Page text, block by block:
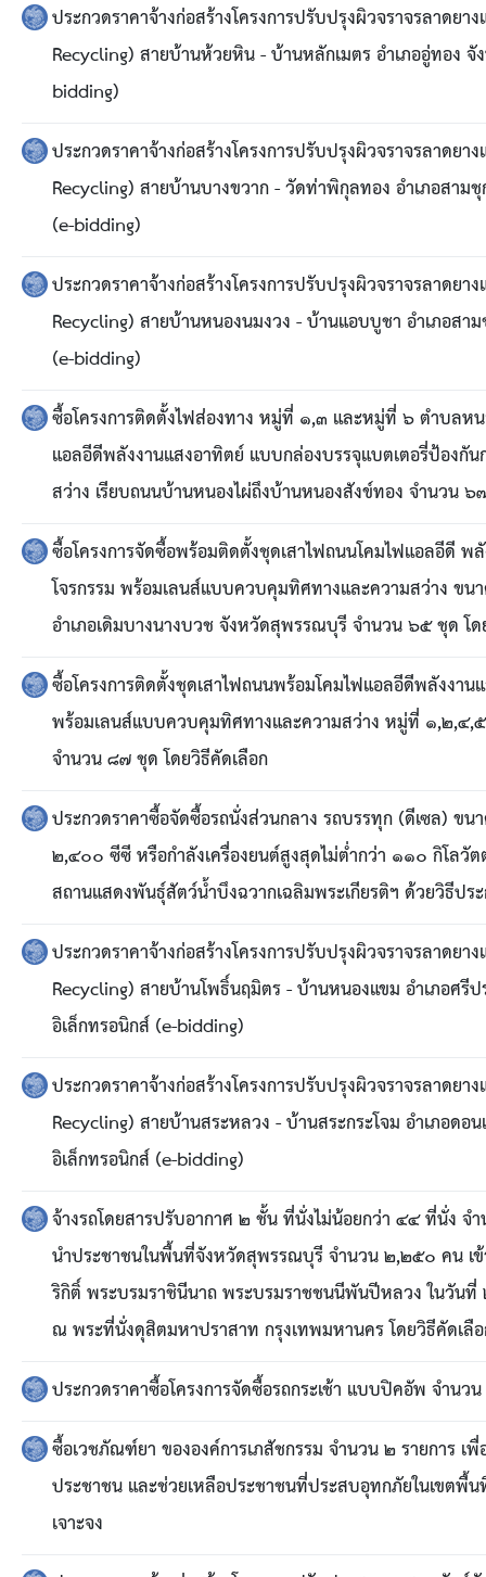
ประกวดราคาจ้างก่อสร้างโครงการปรับปรุงผิวจราจรลาด
Recycling) สายบ้านห้วยหิน - บ้านหลักเมตร อำเภออู่ทอง
bidding)
ประกวดราคาจ้างก่อสร้างโครงการปรับปรุงผิวจราจรลาด
Recycling) สายบ้านบางขวาก - วัดท่าพิกุลทอง อำเภอสา
(e-bidding)
ประกวดราคาจ้างก่อสร้างโครงการปรับปรุงผิวจราจรลาด
Recycling) สายบ้านหนองนมงวง - บ้านแอบบูชา อำเภอส
(e-bidding)
ซื้อโครงการติดตั้งไฟส่องทาง หมู่ที่ ๑,๓ และหมู่ที่ ๖ ตำบลห
แอลอีดีพลังงานแสงอาทิตย์ แบบกล่องบรรจุแบตเตอรี่ป้องกั
สว่าง เรียบถนนบ้านหนองไผ่ถึงบ้านหนองสังข์ทอง จำนวน ๖
ซื้อโครงการจัดซื้อพร้อมติดตั้งชุดเสาไฟถนนโคมไฟแอลอีดี
โจรกรรม พร้อมเลนส์แบบควบคุมทิศทางและความสว่าง
อำเภอเดิมบางนางบวช จังหวัดสุพรรณบุรี จำนวน ๖๕ ชุด โ
ซื้อโครงการติดตั้งชุดเสาไฟถนนพร้อมโคมไฟแอลอีดีพลังงา
พร้อมเลนส์แบบควบคุมทิศทางและความสว่าง หมู่ที่ ๑,๒,๔
จำนวน ๘๗ ชุด โดยวิธีคัดเลือก
ประกวดราคาซื้อจัดซื้อรถนั่งส่วนกลาง รถบรรทุก (ดีเซล) ข
๒,๔๐๐ ซีซี หรือกำลังเครื่องยนต์สูงสุดไม่ต่ำกว่า ๑๑๐ กิโลวั
สถานแสดงพันธุ์สัตว์น้ำบึงฉวากเฉลิมพระเกียรติฯ ด้วยวิธีป
ประกวดราคาจ้างก่อสร้างโครงการปรับปรุงผิวจราจรลาด
Recycling) สายบ้านโพธิ์นฤมิตร - บ้านหนองแขม อำเภอศ
อิเล็กทรอนิกส์ (e-bidding)
ประกวดราคาจ้างก่อสร้างโครงการปรับปรุงผิวจราจรลาด
Recycling) สายบ้านสระหลวง - บ้านสระกระโจม อำเภอด
อิเล็กทรอนิกส์ (e-bidding)
จ้างรถโดยสารปรับอากาศ ๒ ชั้น ที่นั่งไม่น้อยกว่า ๔๔ ที่นั่ง
นำประชาชนในพื้นที่จังหวัดสุพรรณบุรี จำนวน ๒,๒๕๐ คน เ
ริกิติ์ พระบรมราชินีนาถ พระบรมราชชนนีพันปีหลวง ในวั
ณ พระที่นั่งดุสิตมหาปราสาท กรุงเทพมหานคร โดยวิธีคัดเลื
ประกวดราคาซื้อโครงการจัดซื้อรถกระเช้า แบบปิคอัพ จำน
ซื้อเวชภัณฑ์ยา ขององค์การเภสัชกรรม จำนวน ๒ รายการ เ
ประชาชน และช่วยเหลือประชาชนที่ประสบอุทกภัยในเขต
เจาะจง